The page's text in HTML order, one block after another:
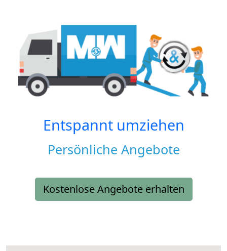
Entspannt umziehen
Persönliche Angebote
Kostenlose Angebote erhalten